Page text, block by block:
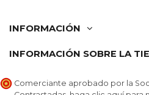
INFORMACIÓN
INFORMACIÓN SOBRE LA
Comerciante aprobado por la